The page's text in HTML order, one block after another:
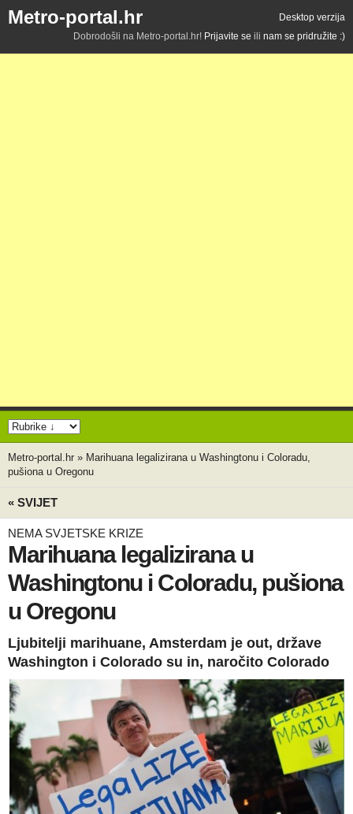
Metro-portal.hr
Desktop verzija
Dobrodošli na Metro-portal.hr! Prijavite se ili nam se pridružite :)
Metro-portal.hr » Marihuana legalizirana u Washingtonu i Coloradu,
pušiona u Oregonu
« SVIJET
NEMA SVJETSKE KRIZE
Marihuana legalizirana u
Washingtonu i Coloradu, pušiona
u Oregonu
Ljubitelji marihuane, Amsterdam je out, države
Washington i Colorado su in, naročito Colorado